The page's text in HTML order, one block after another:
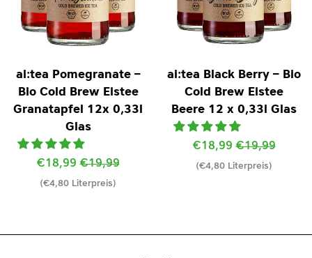
ai:tea Pomegranate –
Bio Cold Brew Eistee
Granatapfel 12x 0,33l
Glas
Sonderpreis
€18,99Normaler
Preis
€19,99
(€4,80 Literpreis)
ai:tea Black Berry – Bio
Cold Brew Eistee
Beere 12 x 0,33l Glas
Sonderpreis
€18,99Normaler
Preis
€19,99
(€4,80 Literpreis)